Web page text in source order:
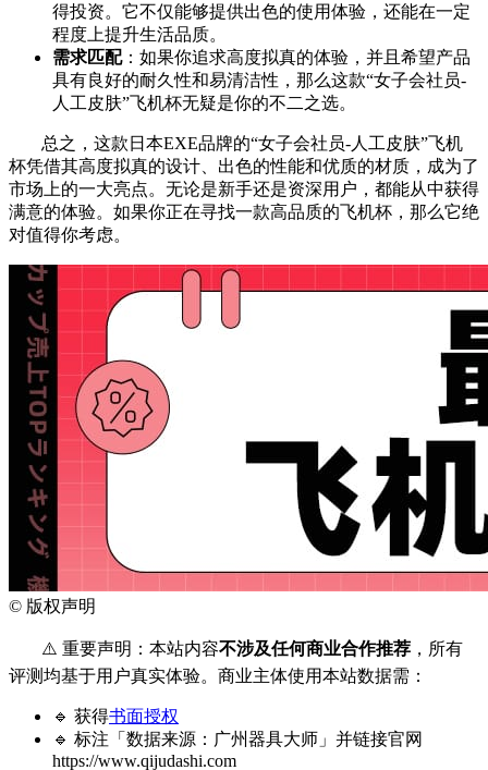
得投资。它不仅能够提供出色的使用体验，还能在一定
程度上提升生活品质。
需求匹配：如果你追求高度拟真的体验，并且希望产品
具有良好的耐久性和易清洁性，那么这款“女子会社员-
人工皮肤”飞机杯无疑是你的不二之选。
总之，这款日本EXE品牌的“女子会社员-人工皮肤”飞机
杯凭借其高度拟真的设计、出色的性能和优质的材质，成为了
市场上的一大亮点。无论是新手还是资深用户，都能从中获得
满意的体验。如果你正在寻找一款高品质的飞机杯，那么它绝
对值得你考虑。
© 版权声明
⚠️ 重要声明：本站内容不涉及任何商业合作推荐 ，所有
评测均基于用户真实体验。商业主体使用本站数据需：
🔹 获得书面授权
🔹 标注「数据来源：广州器具大师」并链接官网
https://www.qijudashi.com